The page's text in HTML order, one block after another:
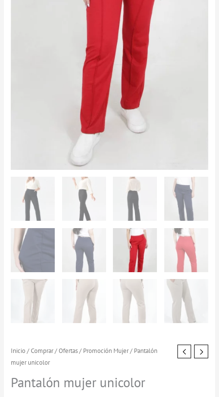
Inicio/Comprar/Ofertas/ Promoción Mujer/ Pantalón
mujer unicolor
Pantalón mujer unicolor
Pantalón
mujer
unicolor
cantidad